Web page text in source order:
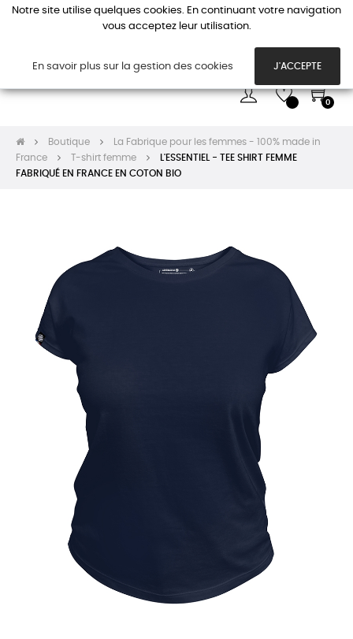
la
0
Boutique
La Fabrique pour les femmes - 100% made in
France
T-shirt femme
L'ESSENTIEL - TEE SHIRT FEMME
FABRIQUÉ EN FRANCE EN COTON BIO
Notre site utilise quelques cookies. En continuant votre navigation
vous acceptez leur utilisation.
En savoir plus sur la gestion des cookies J'ACCEPTE